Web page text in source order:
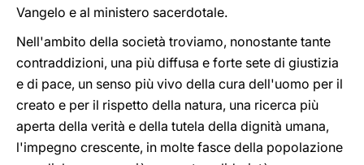
Vangelo e al ministero sacerdotale.
Nell'ambito della società troviamo, nonostante tante
contraddizioni, una più diffusa e forte sete di giustizia
e di pace, un senso più vivo della cura dell'uomo per il
creato e per il rispetto della natura, una ricerca più
aperta della verità e della tutela della dignità umana,
l'impegno crescente, in molte fasce della popolazione